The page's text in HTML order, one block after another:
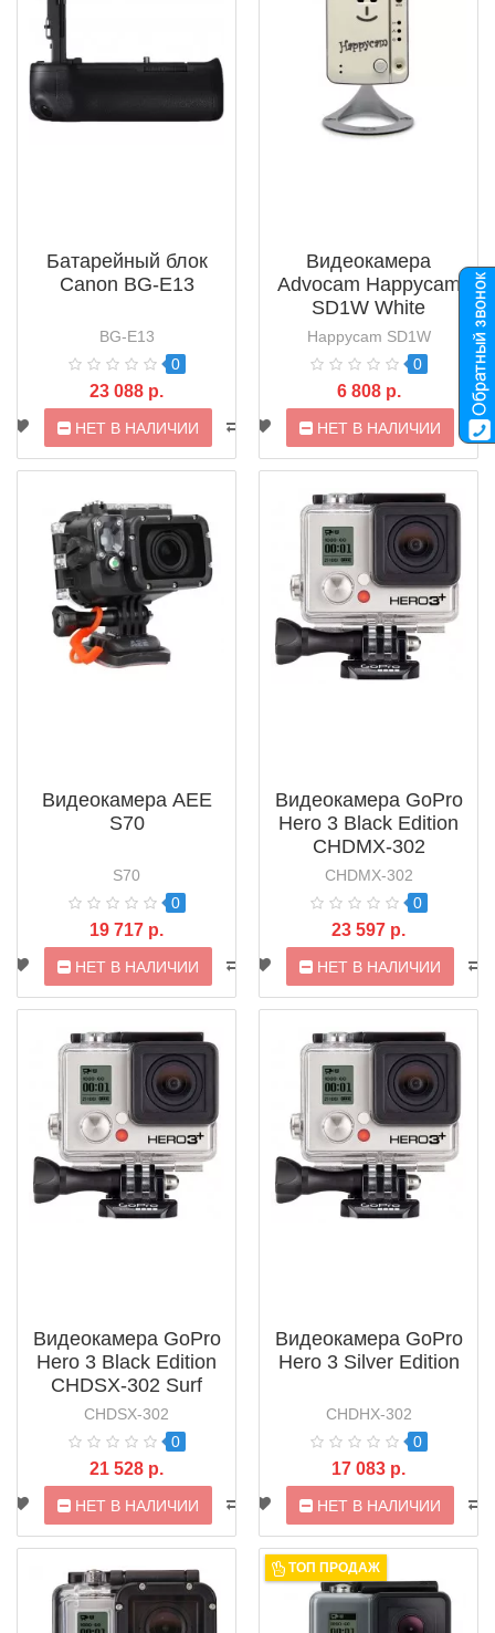
Батарейный блок
Canon BG-E13
BG-E13
0
23 088 р.
НЕТ В НАЛИЧИИ
Видеокамера
Advocam Happycam
SD1W White
Happycam SD1W
0
6 808 р.
НЕТ В НАЛИЧИИ
Видеокамера AEE
S70
S70
0
19 717 р.
НЕТ В НАЛИЧИИ
Видеокамера GoPro
Hero 3 Black Edition
CHDMX-302
Motorsport
CHDMX-302
0
23 597 р.
НЕТ В НАЛИЧИИ
Видеокамера GoPro
Hero 3 Black Edition
CHDSX-302 Surf
CHDSX-302
0
21 528 р.
НЕТ В НАЛИЧИИ
Видеокамера GoPro
Hero 3 Silver Edition
CHDHX-302
0
17 083 р.
НЕТ В НАЛИЧИИ
ТОП ПРОДАЖ